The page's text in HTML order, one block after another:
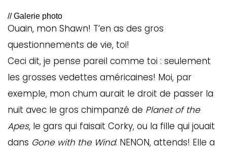
// Galerie photo
Ouain, mon Shawn! T’en as des gros
questionnements de vie, toi!
Ceci dit, je pense pareil comme toi : seulement
les grosses vedettes américaines! Moi, par
exemple, mon chum aurait le droit de passer la
nuit avec le gros chimpanzé de Planet of the
Apes, le gars qui faisait Corky, ou la fille qui jouait
dans Gone with the Wind. NENON, attends! Elle a